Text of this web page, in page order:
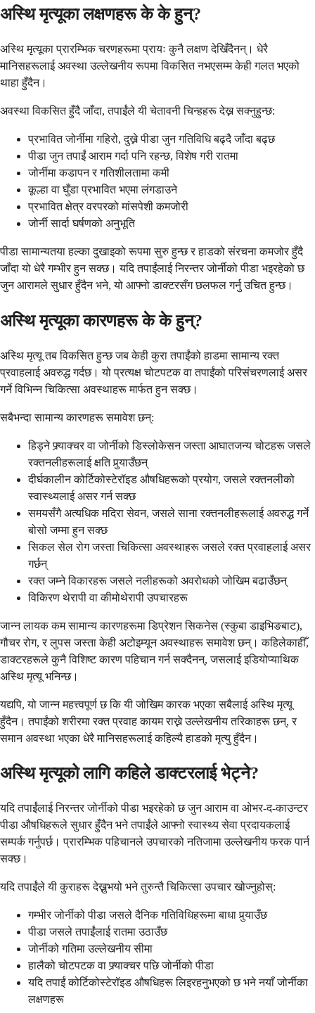
अस्थि मृत्यूका लक्षणहरू के के हुन्?
अस्थि मृत्यूका प्रारम्भिक चरणहरूमा प्रायः कुनै लक्षण देखिँदैनन्। धेरै
मानिसहरूलाई अवस्था उल्लेखनीय रूपमा विकसित नभएसम्म केही गलत भएको
थाहा हुँदैन।
अवस्था विकसित हुँदै जाँदा, तपाईंले यी चेतावनी चिन्हहरू देख्न सक्नुहुन्छ:
प्रभावित जोर्नीमा गहिरो, दुख्ने पीडा जुन गतिविधि बढ्दै जाँदा बढ्छ
पीडा जुन तपाईं आराम गर्दा पनि रहन्छ, विशेष गरी रातमा
जोर्नीमा कडापन र गतिशीलतामा कमी
कूल्हा वा घुँडा प्रभावित भएमा लंगडाउने
प्रभावित क्षेत्र वरपरको मांसपेशी कमजोरी
जोर्नी सार्दा घर्षणको अनुभूति
पीडा सामान्यतया हल्का दुखाइको रूपमा सुरु हुन्छ र हाडको संरचना कमजोर हुँदै
जाँदा यो धेरै गम्भीर हुन सक्छ। यदि तपाईंलाई निरन्तर जोर्नीको पीडा भइरहेको छ
जुन आरामले सुधार हुँदैन भने, यो आफ्नो डाक्टरसँग छलफल गर्नु उचित हुन्छ।
अस्थि मृत्यूका कारणहरू के के हुन्?
अस्थि मृत्यू तब विकसित हुन्छ जब केही कुरा तपाईंको हाडमा सामान्य रक्त
प्रवाहलाई अवरुद्ध गर्दछ। यो प्रत्यक्ष चोटपटक वा तपाईंको परिसंचरणलाई असर
गर्ने विभिन्न चिकित्सा अवस्थाहरू मार्फत हुन सक्छ।
सबैभन्दा सामान्य कारणहरू समावेश छन्:
हिड्ने फ्र्याक्चर वा जोर्नीको डिस्लोकेसन जस्ता आघातजन्य चोटहरू जसले
रक्तनलीहरूलाई क्षति पुर्‍याउँछन्
दीर्घकालीन कोर्टिकोस्टेरॉइड औषधिहरूको प्रयोग, जसले रक्तनलीको
स्वास्थ्यलाई असर गर्न सक्छ
समयसँगै अत्यधिक मदिरा सेवन, जसले साना रक्तनलीहरूलाई अवरुद्ध गर्ने
बोसो जम्मा हुन सक्छ
सिकल सेल रोग जस्ता चिकित्सा अवस्थाहरू जसले रक्त प्रवाहलाई असर
गर्छन्
रक्त जम्ने विकारहरू जसले नलीहरूको अवरोधको जोखिम बढाउँछन्
विकिरण थेरापी वा कीमोथेरापी उपचारहरू
जान्न लायक कम सामान्य कारणहरूमा डिप्रेशन सिकनेस (स्कुबा डाइभिङबाट),
गौचर रोग, र लुपस जस्ता केही अटोइम्यून अवस्थाहरू समावेश छन्। कहिलेकाहीँ,
डाक्टरहरूले कुनै विशिष्ट कारण पहिचान गर्न सक्दैनन्, जसलाई इडियोप्याथिक
अस्थि मृत्यू भनिन्छ।
यद्यपि, यो जान्न महत्त्वपूर्ण छ कि यी जोखिम कारक भएका सबैलाई अस्थि मृत्यू
हुँदैन। तपाईंको शरीरमा रक्त प्रवाह कायम राख्ने उल्लेखनीय तरिकाहरू छन्, र
समान अवस्था भएका धेरै मानिसहरूलाई कहिल्यै हाडको मृत्यु हुँदैन।
अस्थि मृत्यूको लागि कहिले डाक्टरलाई भेट्ने?
यदि तपाईंलाई निरन्तर जोर्नीको पीडा भइरहेको छ जुन आराम वा ओभर-द-काउन्टर
पीडा औषधिहरूले सुधार हुँदैन भने तपाईंले आफ्नो स्वास्थ्य सेवा प्रदायकलाई
सम्पर्क गर्नुपर्छ। प्रारम्भिक पहिचानले उपचारको नतिजामा उल्लेखनीय फरक पार्न
सक्छ।
यदि तपाईंले यी कुराहरू देख्नुभयो भने तुरुन्तै चिकित्सा उपचार खोज्नुहोस्:
गम्भीर जोर्नीको पीडा जसले दैनिक गतिविधिहरूमा बाधा पुर्‍याउँछ
पीडा जसले तपाईंलाई रातमा उठाउँछ
जोर्नीको गतिमा उल्लेखनीय सीमा
हालैको चोटपटक वा फ्र्याक्चर पछि जोर्नीको पीडा
यदि तपाईं कोर्टिकोस्टेरॉइड औषधिहरू लिइरहनुभएको छ भने नयाँ जोर्नीका
लक्षणहरू